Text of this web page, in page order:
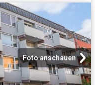
Foto anschauen